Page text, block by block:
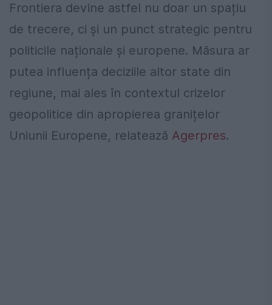
Frontiera devine astfel nu doar un spațiu
de trecere, ci și un punct strategic pentru
politicile naționale și europene. Măsura ar
putea influența deciziile altor state din
regiune, mai ales în contextul crizelor
geopolitice din apropierea granițelor
Uniunii Europene, relatează Agerpres.